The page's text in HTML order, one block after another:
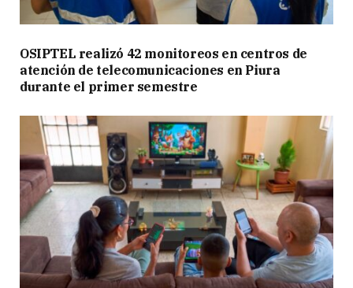
OSIPTEL realizó 42 monitoreos en centros de
atención de telecomunicaciones en Piura
durante el primer semestre